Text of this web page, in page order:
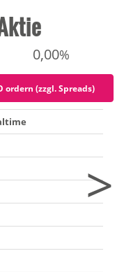
0,00%
ordern (zzgl. Spreads)
>